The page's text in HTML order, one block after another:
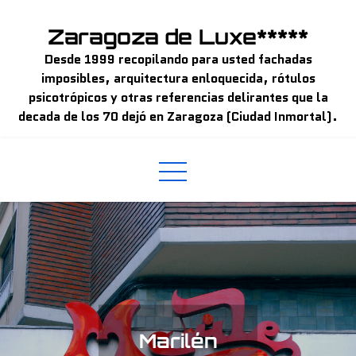
Zaragoza de Luxe*****
Desde 1999 recopilando para usted fachadas
imposibles, arquitectura enloquecida, rótulos
psicotrópicos y otras referencias delirantes que la
decada de los 70 dejó en Zaragoza (Ciudad Inmortal).
Marilén